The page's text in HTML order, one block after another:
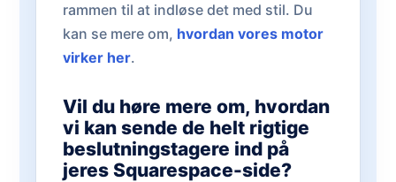
rammen til at indløse det med stil. Du
kan se mere om, hvordan vores motor
virker her.
Vil du høre mere om, hvordan
vi kan sende de helt rigtige
beslutningstagere ind på
jeres Squarespace-side?